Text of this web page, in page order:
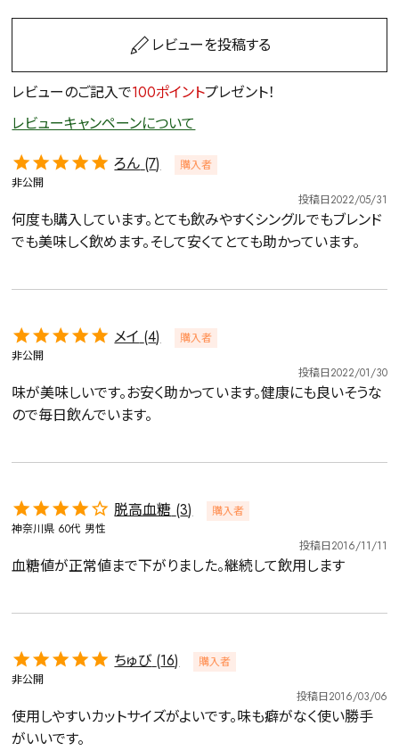
レビューを投稿する
レビューのご記入で100ポイントプレゼント！
レビューキャンペーンについて
ろん 7
購入者
非公開
投稿日2022/05/31
何度も購入しています。とても飲みやすくシングルでもブレンド
でも美味しく飲めます。そして安くてとても助かっています。
メイ 4
購入者
非公開
投稿日2022/01/30
味が美味しいです。お安く助かっています。健康にも良いそうな
ので毎日飲んでいます。
脱高血糖 3
購入者
神奈川県 60代 男性
投稿日2016/11/11
血糖値が正常値まで下がりました。継続して飲用します
ちゅび 16
購入者
非公開
投稿日2016/03/06
使用しやすいカットサイズがよいです。味も癖がなく使い勝手
がいいです。